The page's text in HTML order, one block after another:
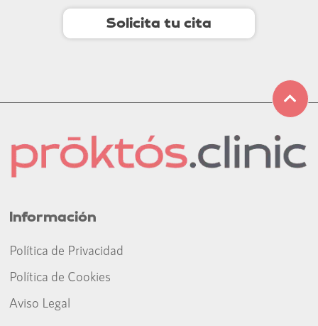
Solicita tu cita
Información
Política de Privacidad
Política de Cookies
Aviso Legal